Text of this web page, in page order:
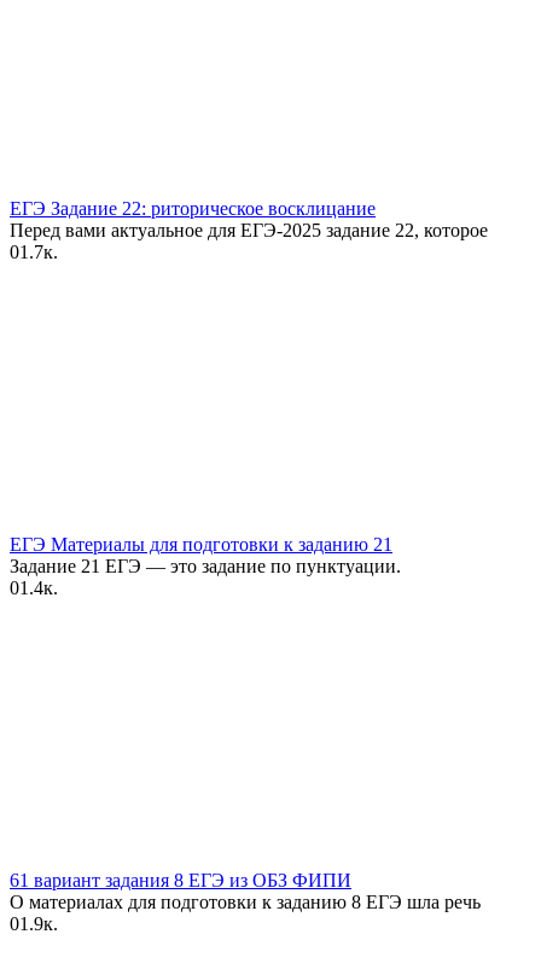
ЕГЭ Задание 22: риторическое восклицание
Перед вами актуальное для ЕГЭ-2025 задание 22, которое
01.7к.
ЕГЭ Материалы для подготовки к заданию 21
Задание 21 ЕГЭ — это задание по пунктуации.
01.4к.
61 вариант задания 8 ЕГЭ из ОБЗ ФИПИ
О материалах для подготовки к заданию 8 ЕГЭ шла речь
01.9к.